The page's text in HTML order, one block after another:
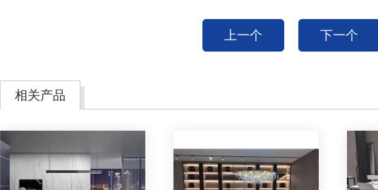
上一个 下一个
相关产品